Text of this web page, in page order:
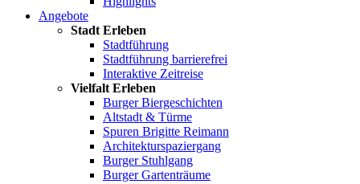
Angebote
Stadt Erleben
Stadtführung
Stadtführung barrierefrei
Interaktive Zeitreise
Vielfalt Erleben
Burger Biergeschichten
Altstadt & Türme
Spuren Brigitte Reimann
Architekturspaziergang
Burger Stuhlgang
Burger Gartenträume